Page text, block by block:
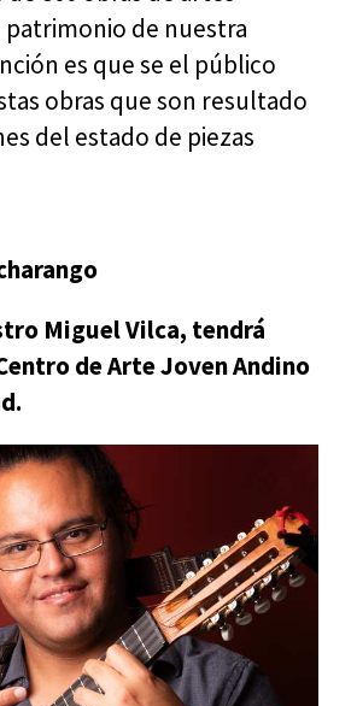
patrimonio de nuestra
es que se el público
obras que son resultado
del estado de piezas
Miguel Vilca, tendrá
de Arte Joven Andino